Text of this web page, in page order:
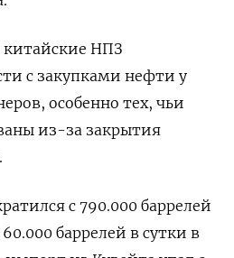
китайские НПЗ
с закупками нефти у
особенно тех, чьи
из-за закрытия
с 790.000 баррелей
баррелей в сутки в